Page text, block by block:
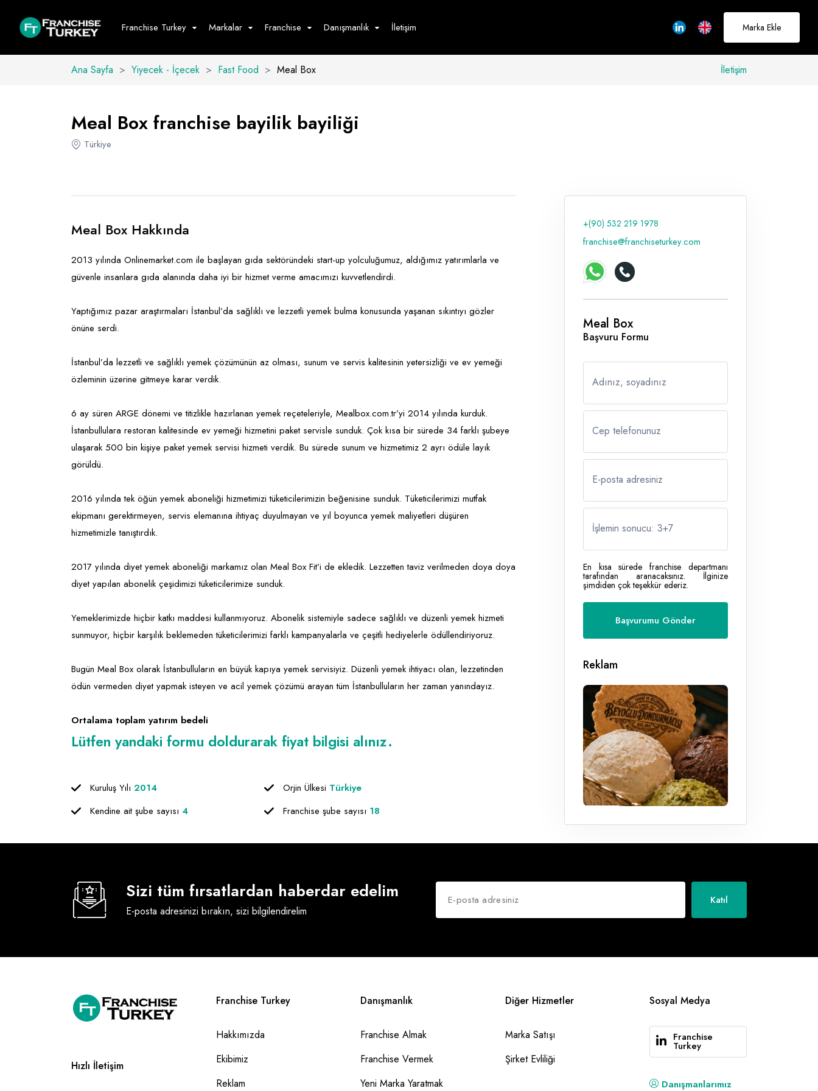
Franchise Turkey Markalar
Hepsini Göster
buradayız
Hakkımızda
Franchise Danışmanlık İletişim Marka Ekle
Ana Sayfa > Yiyecek - İçecek > Fast Food > Meal Box İletişim
Meal Box franchise bayilik bayiliği
Türkiye
Meal Box Hakkında
2013 yılında Onlinemarket.com ile başlayan gıda sektöründeki start-up yolculuğumuz, aldığımız yatırımlarla ve
güvenle insanlara gıda alanında daha iyi bir hizmet verme amacımızı kuvvetlendirdi.
Yaptığımız pazar araştırmaları İstanbul’da sağlıklı ve lezzetli yemek bulma konusunda yaşanan sıkıntıyı gözler
önüne serdi.
İstanbul’da lezzetli ve sağlıklı yemek çözümünün az olması, sunum ve servis kalitesinin yetersizliği ve ev yemeği
özleminin üzerine gitmeye karar verdik.
6 ay süren ARGE dönemi ve titizlikle hazırlanan yemek reçeteleriyle, Mealbox.com.tr’yi 2014 yılında kurduk.
İstanbullulara restoran kalitesinde ev yemeği hizmetini paket servisle sunduk. Çok kısa bir sürede 34 farklı şubeye
ulaşarak 500 bin kişiye paket yemek servisi hizmeti verdik. Bu sürede sunum ve hizmetimiz 2 ayrı ödüle layık
görüldü.
2016 yılında tek öğün yemek aboneliği hizmetimizi tüketicilerimizin beğenisine sunduk. Tüketicilerimizi mutfak
ekipmanı gerektirmeyen, servis elemanına ihtiyaç duyulmayan ve yıl boyunca yemek maliyetleri düşüren
hizmetimizle tanıştırdık.
2017 yılında diyet yemek aboneliği markamız olan Meal Box Fit’i de ekledik. Lezzetten taviz verilmeden doya doya
diyet yapılan abonelik çeşidimizi tüketicilerimize sunduk.
Yemeklerimizde hiçbir katkı maddesi kullanmıyoruz. Abonelik sistemiyle sadece sağlıklı ve düzenli yemek hizmeti
sunmuyor, hiçbir karşılık beklemeden tüketicilerimizi farklı kampanyalarla ve çeşitli hediyelerle ödüllendiriyoruz.
Bugün Meal Box olarak İstanbulluların en büyük kapıya yemek servisiyiz. Düzenli yemek ihtiyacı olan, lezzetinden
ödün vermeden diyet yapmak isteyen ve acil yemek çözümü arayan tüm İstanbulluların her zaman yanındayız.
Ortalama toplam yatırım bedeli
Lütfen yandaki formu doldurarak fiyat bilgisi alınız.
Kuruluş Yılı 2014 Orjin Ülkesi Türkiye
Kendine ait şube sayısı 4 Franchise şube sayısı 18
+(90) 532 219 1978
franchise@franchiseturkey.com
Meal Box
Başvuru Formu
Adınız, soyadınız
Cep telefonunuz
E-posta adresiniz
İşlemin sonucu: 3+7
En kısa sürede franchise departmanı
tarafından aranacaksınız. İlginize
şimdiden çok teşekkür ederiz.
Reklam
Sizi tüm fırsatlardan haberdar edelim
E-posta adresinizi bırakın, sizi bilgilendirelim
Katıl
Hızlı İletişim
Franchise Turkey
Hakkımızda
Ekibimiz
Reklam
Danışmanlık
Franchise Almak
Franchise Vermek
Yeni Marka Yaratmak
Diğer Hizmetler
Marka Satışı
Şirket Evliliği
Sosyal Medya
Franchise
Turkey
Danışmanlarımız